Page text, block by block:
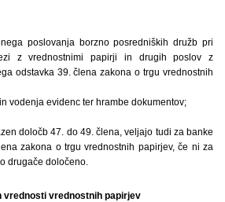
poslovanja borzno posredniških družb pri
z vrednostnimi papirji in drugih poslov z
odstavka 39. člena zakona o trgu vrednostnih
vodenja evidenc ter hrambe dokumentov;
določb 47. do 49. člena, veljajo tudi za banke
zakona o trgu vrednostnih papirjev, če ni za
drugače določeno.
vrednosti vrednostnih papirjev